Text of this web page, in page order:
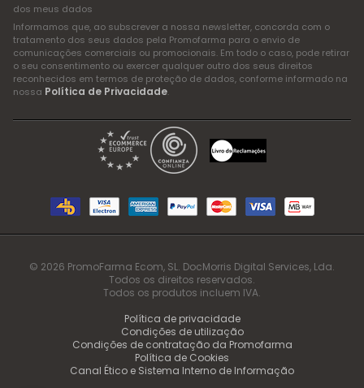
dos meus dados
Informamos que, ao subscrever a nossa newsletter, concorda com o
tratamento dos seus dados pela Promofarma para o envio de
comunicações comerciais ou promocionais. Em todo o caso, pode retirar
o seu consentimento ou exercer qualquer outro dos seus direitos
reconhecidos em termos de proteção de dados, conforme informado na
nossa Política de Privacidade.
© 2026 PromoFarma Ecom, SL. DocMorris Digital Services, Lda.
Todos os direitos reservados.
Todos os produtos incluem IVA.
Política de privacidade
Condições de utilização
Condições de contratação da Promofarma
Política de Cookies
Canal Ético e Sistema Interno de Informação